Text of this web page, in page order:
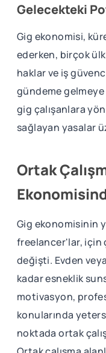
Gelecekteki
Gig ekonomisi,
ederken, birçok
haklar ve iş
gündeme gelmeye
gig çalışanlara
sağlayan yasalar
Ortak
Gig ekonomisinin
freelancer'lar, için
değişti. Evden
kadar esneklik
motivasyon,
konularında
noktada ortak